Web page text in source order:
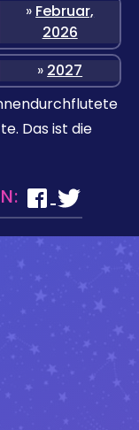
» Februar,
2026
» 2027
Das ist die